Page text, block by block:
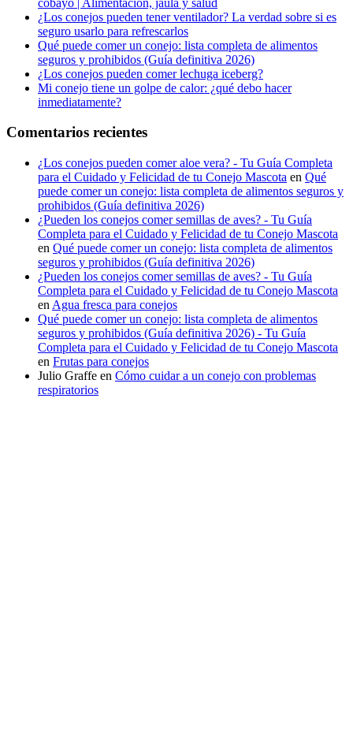
¿Los conejos pueden tener ventilador? La verdad sobre si es
seguro usarlo para refrescarlos
Qué puede comer un conejo: lista completa de alimentos
seguros y prohibidos (Guía definitiva 2026)
¿Los conejos pueden comer lechuga iceberg?
Mi conejo tiene un golpe de calor: ¿qué debo hacer
inmediatamente?
Comentarios recientes
¿Los conejos pueden comer aloe vera? - Tu Guía Completa
para el Cuidado y Felicidad de tu Conejo Mascota en Qué
puede comer un conejo: lista completa de alimentos seguros y
prohibidos (Guía definitiva 2026)
¿Pueden los conejos comer semillas de aves? - Tu Guía
Completa para el Cuidado y Felicidad de tu Conejo Mascota
en Qué puede comer un conejo: lista completa de alimentos
seguros y prohibidos (Guía definitiva 2026)
¿Pueden los conejos comer semillas de aves? - Tu Guía
Completa para el Cuidado y Felicidad de tu Conejo Mascota
en Agua fresca para conejos
Qué puede comer un conejo: lista completa de alimentos
seguros y prohibidos (Guía definitiva 2026) - Tu Guía
Completa para el Cuidado y Felicidad de tu Conejo Mascota
en Frutas para conejos
Julio Graffe en Cómo cuidar a un conejo con problemas
respiratorios